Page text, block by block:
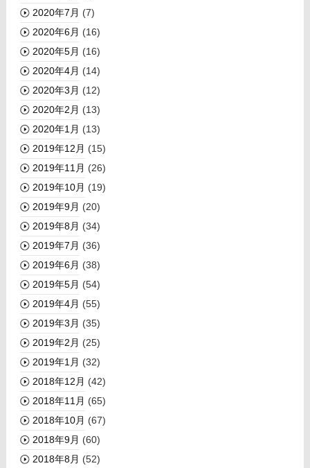
2020年7月 (7)
2020年6月 (16)
2020年5月 (16)
2020年4月 (14)
2020年3月 (12)
2020年2月 (13)
2020年1月 (13)
2019年12月 (15)
2019年11月 (26)
2019年10月 (19)
2019年9月 (20)
2019年8月 (34)
2019年7月 (36)
2019年6月 (38)
2019年5月 (54)
2019年4月 (55)
2019年3月 (35)
2019年2月 (25)
2019年1月 (32)
2018年12月 (42)
2018年11月 (65)
2018年10月 (67)
2018年9月 (60)
2018年8月 (52)